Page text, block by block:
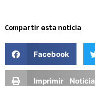
Compartir esta noticia
Facebook
Imprimir Noticia